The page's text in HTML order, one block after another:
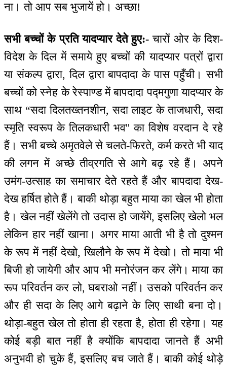
ना। तो आप सब भुजायें हो। अच्छा!
सभी बच्चों के प्रति यादप्यार देते हुए:- चारों ओर के दिश-
विदेश के दिल में समाये हुए बच्चों की यादप्यार पत्रों द्वारा
या संकल्प द्वारा, दिल द्वारा बापदादा के पास पहुँची। सभी
बच्चों को स्नेह के रेस्पाण्ड में बापदादा पद्मगुणा यादप्यार के
साथ “सदा दिलतख्तनशीन, सदा लाइट के ताजधारी, सदा
स्मृति स्वरूप के तिलकधारी भव'' का विशेष वरदान दे रहे
हैं। सभी बच्चे अमृतवेले से चलते-फिरते, कर्म करते भी याद
की लगन में अच्छे तीव्रगति से आगे बढ़ रहे हैं। अपने
उमंग-उत्साह का समाचार देते रहते हैं और बापदादा देख-
देख हर्षित होते हैं। बाकी थोड़ा बहुत माया का खेल भी होता
है। खेल नहीं खेलेंगे तो उदास हो जायेंगे, इसलिए खेलो भल
लेकिन हार नहीं खाना। अगर माया आती भी है तो दुश्मन
के रूप में नहीं देखो, खिलौने के रूप में देखो। तो माया भी
बिजी हो जायेगी और आप भी मनोरंजन कर लेंगे। माया का
रूप परिवर्तन कर लो, घबराओ नहीं। उसको परिवर्तन कर
और ही सदा के लिए आगे बढ़ाने के लिए साथी बना दो।
थोड़ा-बहुत खेल तो होता ही रहता है, होता ही रहेगा। यह
कोई बड़ी बात नहीं है क्योंकि बापदादा जानते हैं अभी
अनुभवी हो चुके हैं, इसलिए बच जाते हैं। बाकी कोई थोड़े